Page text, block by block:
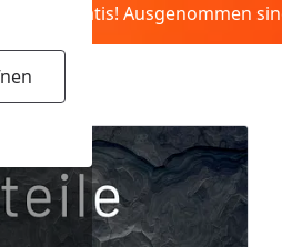
gratis! Ausgenommen